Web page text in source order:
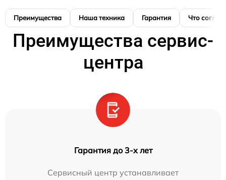
Преимущества Наша техника Гарантия Что
Преимущества сервис-
центра
Гарантия до 3-х лет
Сервисный центр устанавливает